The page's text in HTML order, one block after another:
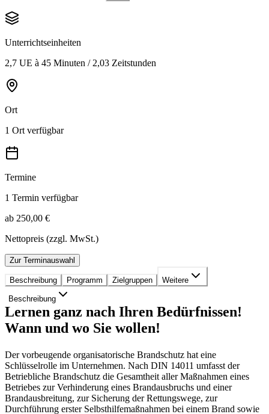
Unterrichtseinheiten
2,7 UE à 45 Minuten / 2,03 Zeitstunden
Ort
1 Ort verfügbar
Termine
1 Termin verfügbar
ab 250,00 €
Nettopreis (zzgl. MwSt.)
Zur Terminauswahl
Beschreibung Programm Zielgruppen Weitere
Beschreibung
Lernen ganz nach Ihren Bedürfnissen!
Wann und wo Sie wollen!
Der vorbeugende organisatori­sche Brandschutz hat eine
Schlüsselrolle im Unternehmen. Nach DIN 14011 umfasst der
Betriebliche Brandschutz die Gesamtheit aller Maßnahmen eines
Betrie­bes zur Verhinderung eines Brandausbruchs und einer
Brandausbreitung, zur Sicherung der Rettungswege, zur
Durchführung erster Selbsthilfemaßnahmen bei einem Brand sowie